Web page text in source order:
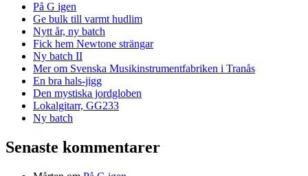
På G igen
Ge bulk till varmt hudlim
Nytt år, ny batch
Fick hem Newtone strängar
Ny batch II
Mer om Svenska Musikinstrumentfabriken i Tranås
En bra hals-jigg
Den mystiska jordgloben
Lokalgitarr, GG233
Ny batch
Senaste kommentarer